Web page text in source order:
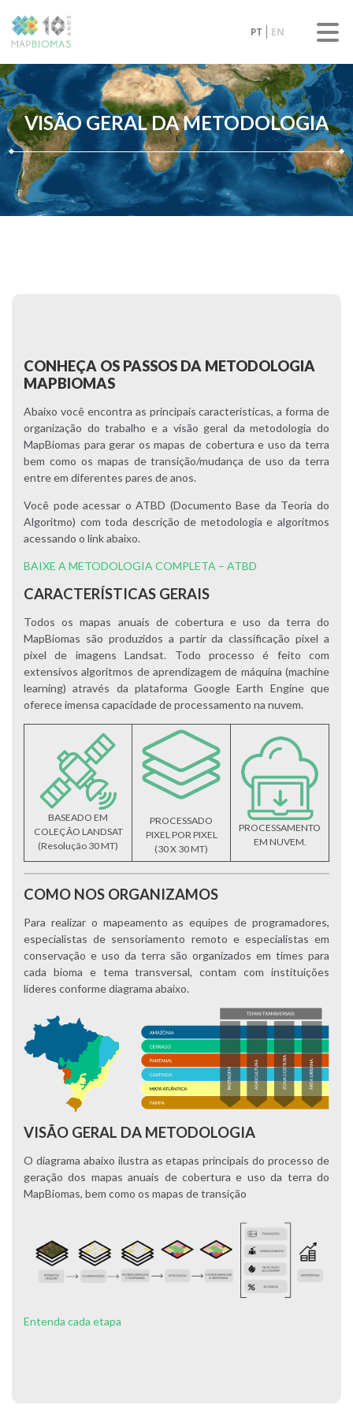
PT EN
VISÃO GERAL DA METODOLOGIA
CONHEÇA OS PASSOS DA METODOLOGIA
MAPBIOMAS
Abaixo você encontra as principais características, a forma de
organização do trabalho e a visão geral da metodologia do
MapBiomas para gerar os mapas de cobertura e uso da terra
bem como os mapas de transição/mudança de uso da terra
entre em diferentes pares de anos.
Você pode acessar o ATBD (Documento Base da Teoria do
Algoritmo) com toda descrição de metodologia e algoritmos
acessando o link abaixo.
BAIXE A METODOLOGIA COMPLETA – ATBD
CARACTERÍSTICAS GERAIS
Todos os mapas anuais de cobertura e uso da terra do
MapBiomas são produzidos a partir da classificação pixel a
pixel de imagens Landsat. Todo processo é feito com
extensivos algoritmos de aprendizagem de máquina (machine
learning) através da plataforma Google Earth Engine que
oferece imensa capacidade de processamento na nuvem.
BASEADO EM
COLEÇÃO LANDSAT
(Resolução 30 MT)
PROCESSADO
PIXEL POR PIXEL
(30 X 30 MT)
PROCESSAMENTO
EM NUVEM.
COMO NOS ORGANIZAMOS
Para realizar o mapeamento as equipes de programadores,
especialistas de sensoriamento remoto e especialistas em
conservação e uso da terra são organizados em times para
cada bioma e tema transversal, contam com instituições
líderes conforme diagrama abaixo.
VISÃO GERAL DA METODOLOGIA
O diagrama abaixo ilustra as etapas principais do processo de
geração dos mapas anuais de cobertura e uso da terra do
MapBiomas, bem como os mapas de transição
Entenda cada etapa